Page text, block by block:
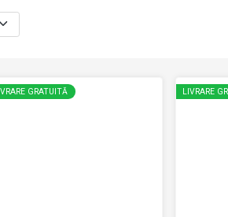
GRATUITĂ LIVRARE